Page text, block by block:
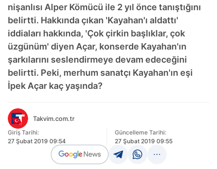
nişanlısı Alper Kömücü ile 2 yıl önce tanıştığını
belirtti. Hakkında çıkan 'Kayahan'ı aldattı'
iddiaları hakkında, 'Çok çirkin başlıklar, çok
üzgünüm' diyen Açar, konserde Kayahan'ın
şarkılarını seslendirmeye devam edeceğini
belirtti. Peki, merhum sanatçı Kayahan'ın eşi
İpek Açar kaç yaşında?
Takvim.com.tr
Giriş Tarihi:
27 Şubat 2019 09:54
Güncelleme Tarihi:
27 Şubat 2019 09:55